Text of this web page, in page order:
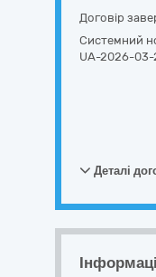
Договір
Системний
UA-2026-
Деталі